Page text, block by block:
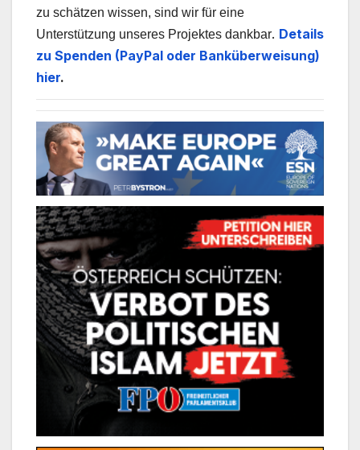
zu schätzen wissen, sind wir für eine
Unterstützung unseres Projektes dankbar. Details
zu Spenden (PayPal oder Banküberweisung)
hier.